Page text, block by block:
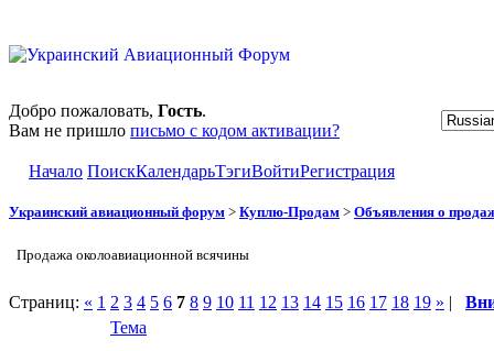
Добро пожаловать, Гость.
Вам не пришло письмо с кодом активации?
Начало ПоискКалендарьТэгиВойтиРегистрация
Украинский авиационный форум > Куплю-Продам > Объявления о
Продажа околоавиационной всячины
Страниц: « 1 2 3 4 5 6 7 8 9 10 11 12 13 14 15 16 17 18 19 » |
Тема